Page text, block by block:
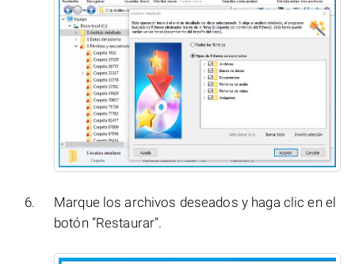
Marque los archivos deseados y haga clic en el
botón “Restaurar”.